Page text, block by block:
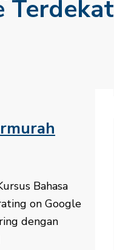
Terdekat
Bahasa
on Google
dengan